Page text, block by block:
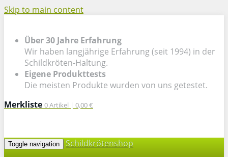
Skip to main content
Über 30 Jahre Erfahrung
Wir haben langjährige Erfahrung (seit 1994) in der
Schildkröten-Haltung.
Eigene Produkttests
Die meisten Produkte wurden von uns getestet.
Merkliste 0Artikel | 0,00 €
Toggle navigation
Schildkrötenshop